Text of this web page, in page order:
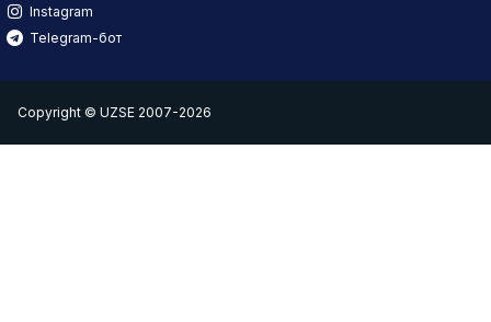
Instagram
Telegram-бот
Copyright © UZSE 2007-2026